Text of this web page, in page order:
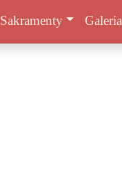
Sakramenty Galeria